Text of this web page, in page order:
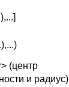
(центр
и радиус)